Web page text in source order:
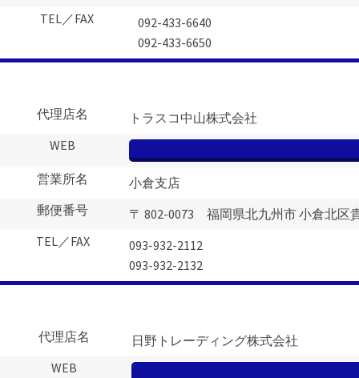
TEL／FAX
092-433-6640
092-433-6650
代理店名
トラスコ中山株式会社
WEB
営業所名
小倉支店
郵便番号
〒 802-0073 福岡県北九州市 小倉北区
TEL／FAX
093-932-2112
093-932-2132
代理店名
日野トレーディング株式会社
WEB